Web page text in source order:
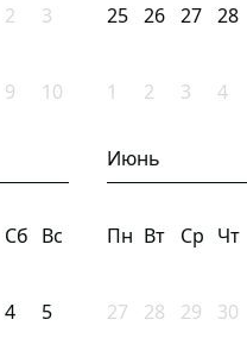
2 3
9 10
25 26 27 28
1 2 3 4
Сб Вс
4 5
Июнь
Пн Вт Ср Чт
27 28 29 30